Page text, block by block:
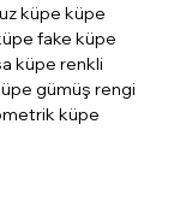
küpe küpe
fake küpe
küpe renkli
gümüş rengi
küpe